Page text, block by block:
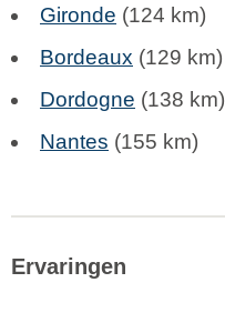
Gironde (124 km)
Bordeaux (129 km)
Dordogne (138 km)
Nantes (155 km)
Ervaringen